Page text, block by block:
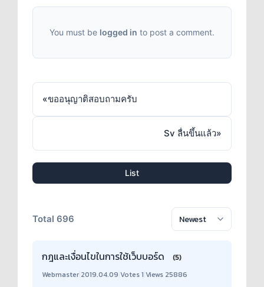
You must be logged in to post a comment.
«ขออนุญาติสอบถามครับ
Sv ลื่นขึ้นแล้ว»
List
Total 696
กฎและเงื่อนไขในการใช้เว็บบอร์ด
(5)
Webmaster 2019.04.09 Votes 1 Views 25886